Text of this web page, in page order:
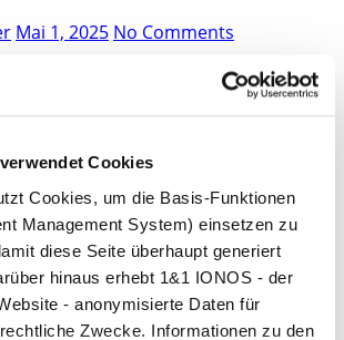
Cookies
Cookies, um die Basis-Funktionen
Management System) einsetzen zu
diese Seite überhaupt generiert
hinaus erhebt 1&1 IONOS - der
- anonymisierte Daten für
Zwecke. Informationen zu den
Mai 1, 2025 No Comments
Was ist ein Datenschutzvorfall? Wie
bei der Aufsichtsbehörde
Aufsichtsbehörden nach
Prävention vor
Risikoeinschätzung Fazit
kann durch
wie Datenpannen, IT-
oder Verletzung des Schutzes
Daten verursacht werden. Unter
wie einem hohen Risiko für